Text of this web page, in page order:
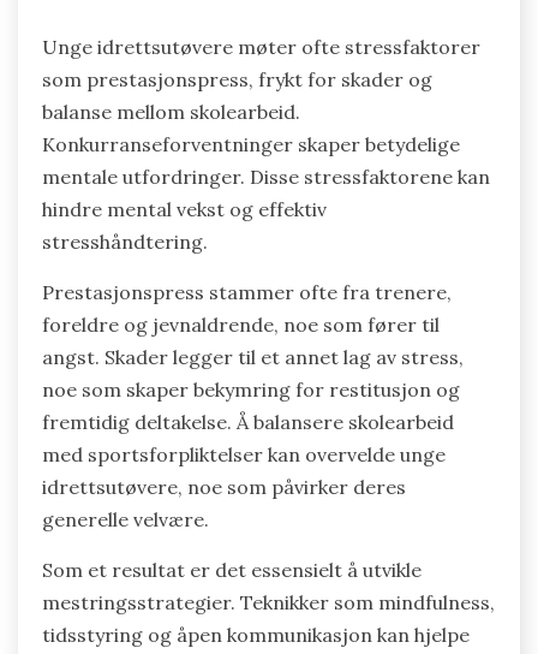
Unge idrettsutøvere møter ofte stressfaktorer
som prestasjonspress, frykt for skader og
balanse mellom skolearbeid.
Konkurranseforventninger skaper betydelige
mentale utfordringer. Disse stressfaktorene kan
hindre mental vekst og effektiv
stresshåndtering.
Prestasjonspress stammer ofte fra trenere,
foreldre og jevnaldrende, noe som fører til
angst. Skader legger til et annet lag av stress,
noe som skaper bekymring for restitusjon og
fremtidig deltakelse. Å balansere skolearbeid
med sportsforpliktelser kan overvelde unge
idrettsutøvere, noe som påvirker deres
generelle velvære.
Som et resultat er det essensielt å utvikle
mestringsstrategier. Teknikker som mindfulness,
tidsstyring og åpen kommunikasjon kan hjelpe